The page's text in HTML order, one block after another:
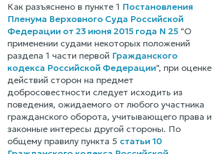
Как разъяснено в пункте 1 Постановления
Пленума Верховного Суда Российской
Федерации от 23 июня 2015 года N 25 "О
применении судами некоторых положений
раздела 1 части первой Гражданского
кодекса Российской Федерации", при оценке
действий сторон на предмет
добросовестности следует исходить из
поведения, ожидаемого от любого участника
гражданского оборота, учитывающего права и
законные интересы другой стороны. По
общему правилу пункта 5 статьи 10